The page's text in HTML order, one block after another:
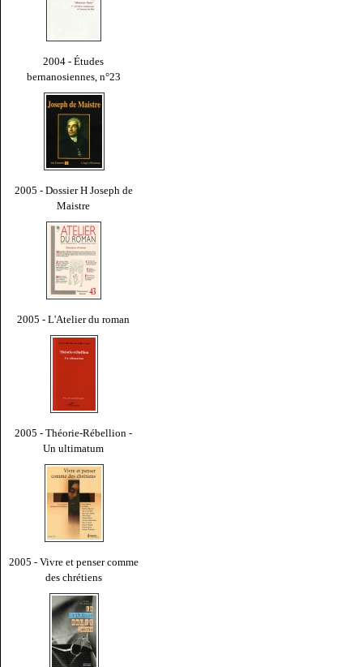
2004 - Études
bernanosiennes, n°23
2005 - Dossier H Joseph de
Maistre
2005 - L'Atelier du roman
2005 - Théorie-Rébellion -
Un ultimatum
2005 - Vivre et penser comme
des chrétiens